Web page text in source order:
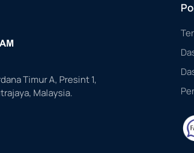
Timur A, Presint 1,
Malaysia.